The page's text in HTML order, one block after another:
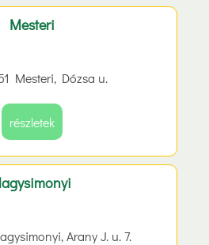
Mesteri
Mesteri, Dózsa u.
részletek
Arany J. u. 7.